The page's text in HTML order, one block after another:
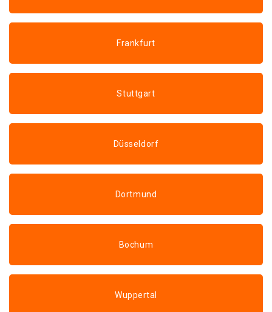
Frankfurt
Stuttgart
Düsseldorf
Dortmund
Bochum
Wuppertal